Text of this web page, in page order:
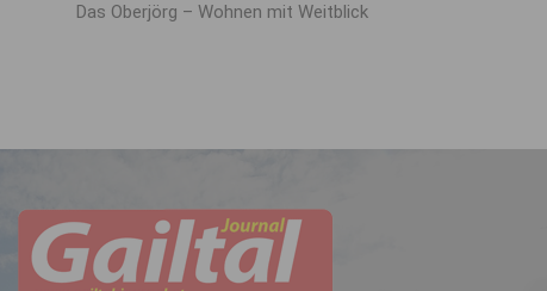
Das Oberjörg – Wohnen mit Weitblick